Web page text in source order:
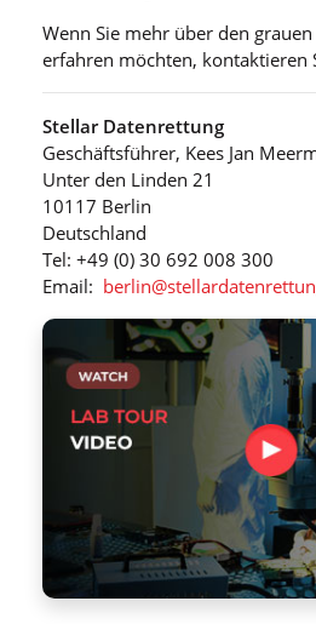
Wenn Sie mehr über den
erfahren möchten, kontaktieren
Stellar Datenrettung
Geschäftsführer, Kees Jan
Unter den Linden 21
10117 Berlin
Deutschland
Tel: +49 (0) 30 692 008 300
Email: